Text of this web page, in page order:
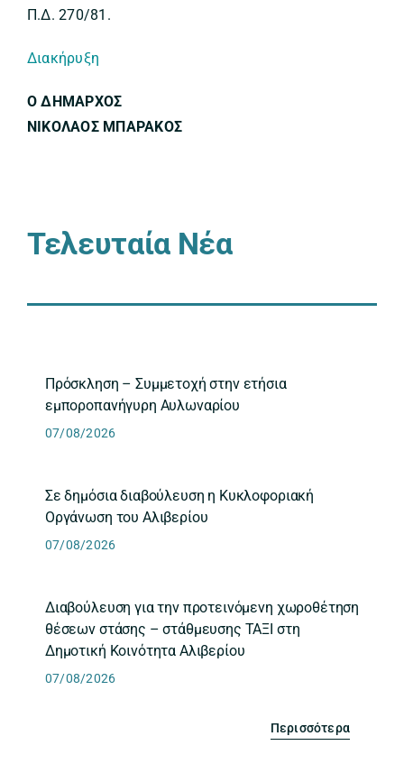
Π.Δ. 270/81.
Διακήρυξη
Ο ΔΗΜΑΡΧΟΣ
ΝΙΚΟΛΑΟΣ ΜΠΑΡΑΚΟΣ
Τελευταία Νέα
Πρόσκληση – Συμμετοχή στην ετήσια
εμποροπανήγυρη Αυλωναρίου
07/08/2026
Σε δημόσια διαβούλευση η Κυκλοφοριακή
Οργάνωση του Αλιβερίου
07/08/2026
Διαβούλευση για την προτεινόμενη χωροθέτηση
θέσεων στάσης – στάθμευσης ΤΑΞΙ στη
Δημοτική Κοινότητα Αλιβερίου
07/08/2026
Περισσότερα